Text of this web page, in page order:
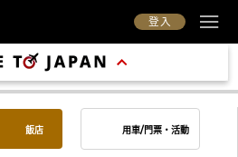
登入
飯店 用車/門票・活動